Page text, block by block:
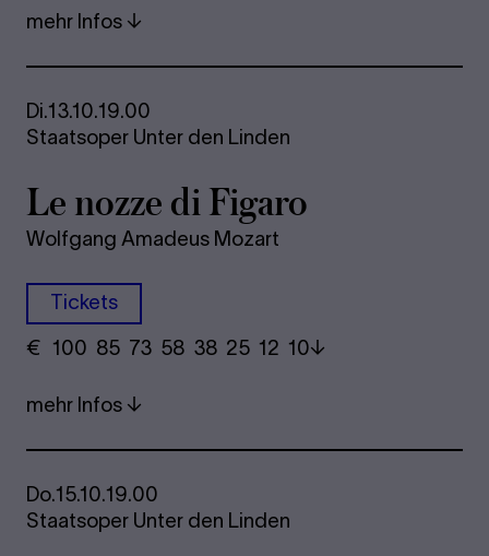
mehr Infos
Di.13.10.19.00
Staatsoper Unter den Linden
Le nozze di Fi­ga­ro
Wolfgang Amadeus Mozart
Tickets
€ ​ 100 85 73​ 58 38 25​ 12 10
mehr Infos
Do.15.10.19.00
Staatsoper Unter den Linden